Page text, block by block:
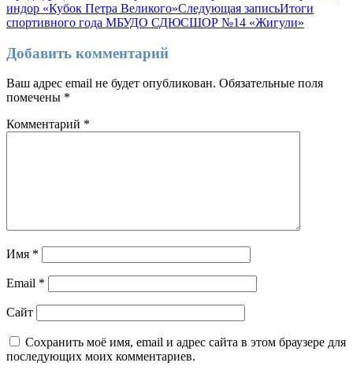
по
индор «Кубок Петра Великого»Следующая записьИтоги
спортивного года МБУДО СДЮСШОР №14 «Жигули»
Добавить комментарий
Ваш адрес email не будет опубликован. Обязательные поля
помечены *
Комментарий *
Имя *
Email *
Сайт
Сохранить моё имя, email и адрес сайта в этом браузере для
последующих моих комментариев.